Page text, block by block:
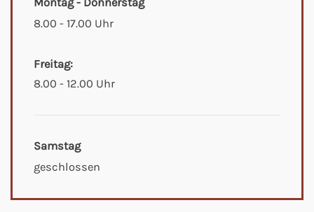
8.00 - 17.00 Uhr
Freitag:
8.00 - 12.00 Uhr
Samstag
geschlossen